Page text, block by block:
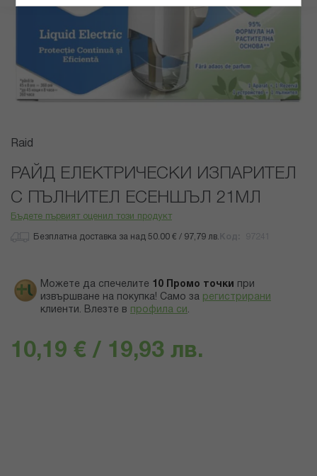
Преминете
началото
галерия
със
Raid
РАЙД ЕЛЕКТРИЧЕСКИ ИЗПАРИТЕЛ
С ПЪЛНИТЕЛ ЕСЕНШЪЛ 21МЛ
Бъдете първият оценил този продукт
Безплатна доставка за над 50.00 € / 97,79 лв.
Можете да спечелите 10 Промо точки
при
извършване на покупка! Само за регистрирани
клиенти. Влезте в профила си .
10,19 € / 19,93 лв.